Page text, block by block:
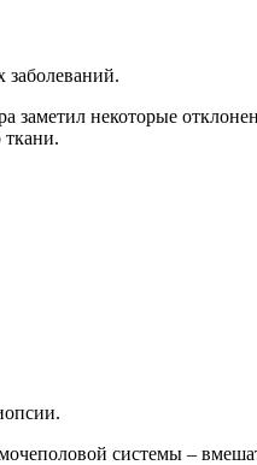
заболеваний.
заметил некоторые
ткани.
системы –